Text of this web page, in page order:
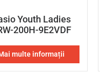
Youth Ladies
200H-9E2VDF
multe informații